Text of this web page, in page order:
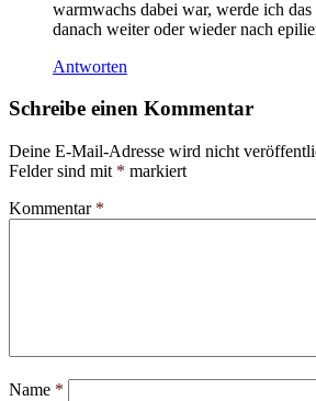
warmwachs dabei war, werde ich
danach weiter oder wieder nach
Antworten
Schreibe einen Kommentar
Deine E-Mail-Adresse wird nicht
Felder sind mit * markiert
Kommentar *
Name *